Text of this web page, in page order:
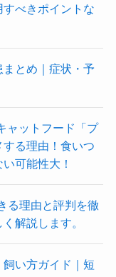
べきポイントな
とめ｜症状・予
ャットフード「プ
る理由！食いつ
可能性大！
る理由と評判を徹
解説します。
飼い方ガイド｜短